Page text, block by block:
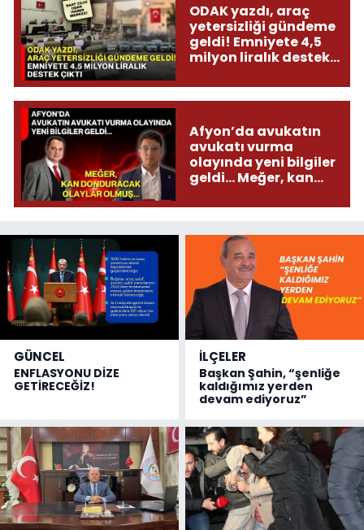
ODAK yazdı, araç
yetersizliği gündeme
geldi! Emniyete 4,5
milyon liralık destek
Afyon’da avukatın
avukatı vurma
olayında yeni bilgiler
geldi... Meğer, kan
olmuş...
GÜNCEL
ENFLASYONU DİZE
GETİRECEĞİZ!
İLÇELER
Başkan Şahin, “şenliğe
kaldığımız yerden
devam ediyoruz”